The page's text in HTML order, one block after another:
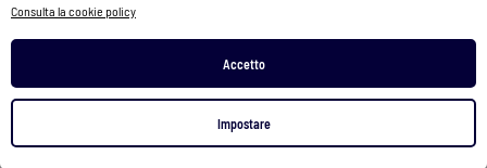
Consulta la cookie policy
Accetto
Impostare
Vedi prodotto Vedi prodotto